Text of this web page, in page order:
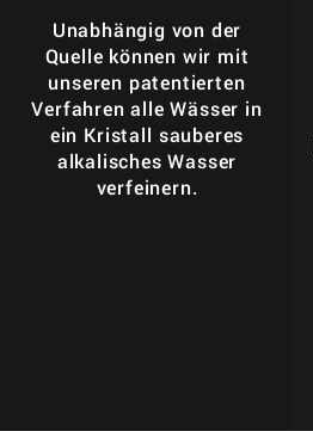
Unabhängig von der
Quelle können wir mit
unseren patentierten
Verfahren alle Wässer in
ein Kristall sauberes
alkalisches Wasser
verfeinern.